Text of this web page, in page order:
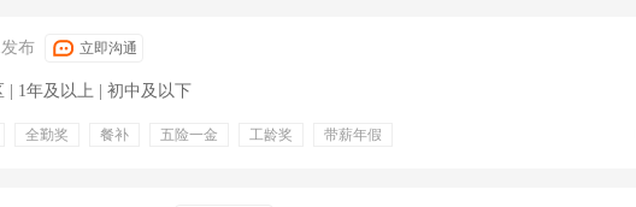
布 立即沟通
| 1年及以上 | 初中及以下
全勤奖 餐补 五险一金 工龄奖
带薪年假